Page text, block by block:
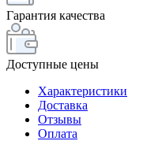
Гарантия качества
Доступные цены
Характеристики
Доставка
Отзывы
Оплата